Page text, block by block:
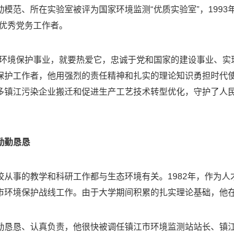
模范、所在实验室被评为国家环境监测“优质实验室”，1993
秀党务工作者。
境保护事业，就要热爱它，忠诚于党和国家的建设事业、
护工作者，他用强烈的责任精神和扎实的理论知识勇担时代
镇江污染企业搬迁和促进生产工艺技术转型优化，守护了人
勤恳恳
从事的教学和科研工作都与生态环境有关。1982年，作为人
环境保护战线工作。由于大学期间积累的扎实理论基础，他
恳恳、认真负责，他很快被调任镇江市环境监测站站长、镇